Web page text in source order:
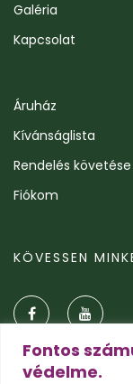
Fontos
védelme.
Galéria
Kapcsolat
Áruház
Kívánságlista
Rendelés követése
Fiókom
KÖVESSEN